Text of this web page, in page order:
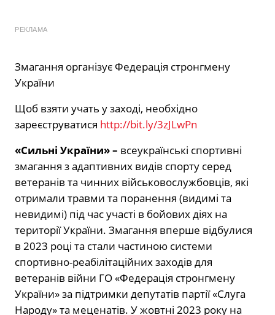
РЕКЛАМА
Змагання організує Федерація стронгмену
України
Щоб взяти учать у заході, необхідно
зареєструватися http://bit.ly/3zJLwPn
«Сильні України» – всеукраїнські спортивні
змагання з адаптивних видів спорту серед
ветеранів та чинних військовослужбовців, які
отримали травми та поранення (видимі та
невидимі) під час участі в бойових діях на
території України. Змагання вперше відбулися
в 2023 році та стали частиною системи
спортивно-реабілітаційних заходів для
ветеранів війни ГО «Федерація стронгмену
України» за підтримки депутатів партії «Слуга
Народу» та меценатів. У жовтні 2023 року на